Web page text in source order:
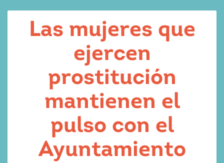
Las mujeres que
ejercen
prostitución
mantienen el
pulso con el
Ayuntamiento